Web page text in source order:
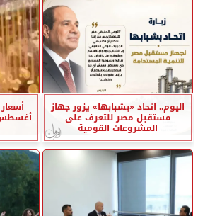
اليوم.. اتحاد «بشبابها» يزور جهاز
مستقبل مصر للتعرف على
المشروعات القومية